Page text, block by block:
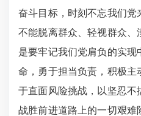
奋斗目标，时刻不忘我们
不能脱离群众、轻视群众
是要牢记我们党肩负的实
命，勇于担当负责，积极主
于直面风险挑战，以坚忍
战胜前进道路上的一切艰难